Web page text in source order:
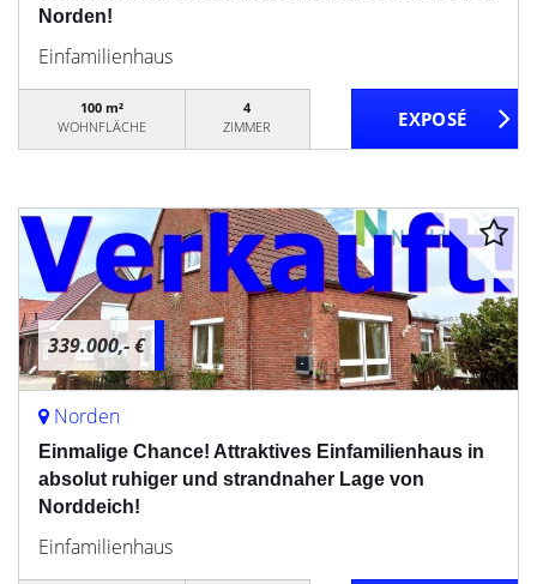
Norden!
Einfamilienhaus
100 m²
WOHNFLÄCHE
4
ZIMMER
339.000,- €
Norden
Einmalige Chance! Attraktives Einfamilienhaus in
absolut ruhiger und strandnaher Lage von
Norddeich!
Einfamilienhaus